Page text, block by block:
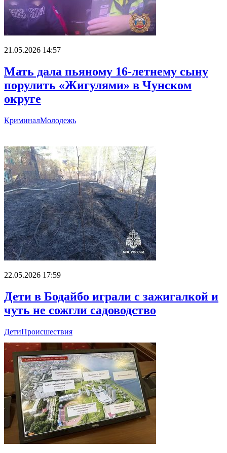
21.05.2026 14:57
Мать дала пьяному 16-летнему сыну
порулить «Жигулями» в Чунском
округе
КриминалМолодежь
22.05.2026 17:59
Дети в Бодайбо играли с зажигалкой и
чуть не сожгли садоводство
ДетиПроисшествия